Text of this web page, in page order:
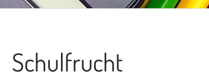
Schulfrucht